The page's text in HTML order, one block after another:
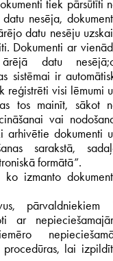
tiek pārsūtīti
nesēja,
datu nesēju
Dokumenti ar
datu nesējā;
sistēmai ir
reģistrēti visi lēmumi
tos mainīt, sākot
vai
arhivētie dokumenti
sarakstā,
formātā”.
izmanto
pārvaldniekiem
ar
lai